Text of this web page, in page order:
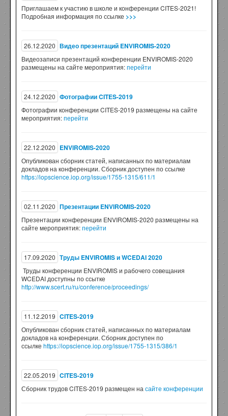
Приглашаем к участию в школе и конференции CITES-2021!
Подробная информация по ссылке >>>
26.12.2020 Видео презентаций ENVIROMIS-2020
Видеозаписи презентаций конференции ENVIROMIS-2020
размещены на сайте мероприятия:перейти
24.12.2020 Фотографии CITES-2019
Фотографии конференции CITES-2019 размещены на сайте
мероприятия:перейти
22.12.2020 ENVIROMIS-2020
Опубликован сборник статей, написанных по материалам
докладов на конференции. Сборник доступен по ссылке
https://iopscience.iop.org/issue/1755-1315/611/1
02.11.2020 Презентации ENVIROMIS-2020
Презентации конференции ENVIROMIS-2020 размещены на
сайте мероприятия:перейти
17.09.2020 Труды ENVIROMIS и WCEDAI 2020
Труды конференции ENVIROMIS и рабочего совещания
WCEDAI доступны по ссытке
http://www.scert.ru/ru/conference/proceedings/
11.12.2019 CITES-2019
Опубликован сборник статей, написанных по материалам
докладов на конференции. Сборник доступен по
ссылке https://iopscience.iop.org/issue/1755-1315/386/1
22.05.2019 CITES-2019
Сборник трудов CITES-2019 размещен на сайте конференции